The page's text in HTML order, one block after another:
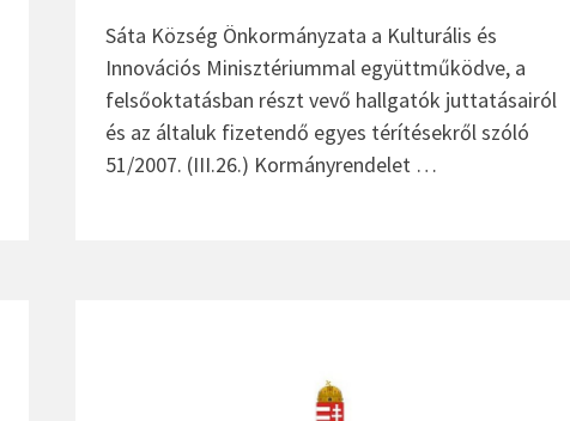
Sáta Község Önkormányzata a Kulturális és
Innovációs Minisztériummal együttműködve, a
felsőoktatásban részt vevő hallgatók juttatásairól
és az általuk fizetendő egyes térítésekről szóló
51/2007. (III.26.) Kormányrendelet …